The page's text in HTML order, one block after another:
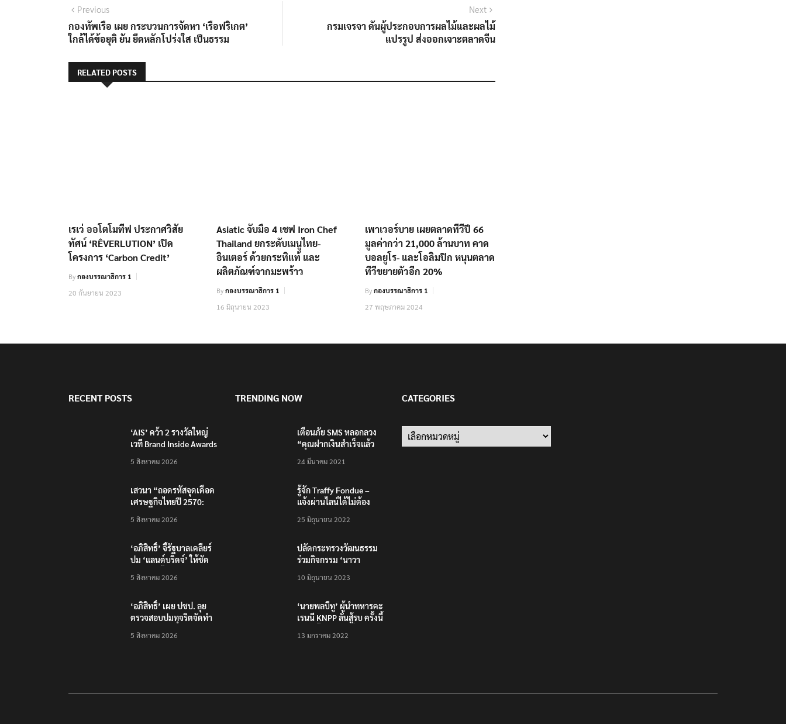
แนะแนว
เรื่อง
PreviousPrevious
post:
กองทัพเรือ เผย กระบวนการจัดหา ‘เรือฟริเกต’
ใกล้ได้ข้อยุติ ยัน ยึดหลักโปร่งใส เป็นธรรม
Next
post:
กรมเจรจา ดันผู้ประกอบการผลไม้และผลไม้
แปรรูป ส่งออกเจาะตลาดจีน
RELATED POSTS
เรเว่ ออโตโมทีฟ ประกาศวิสัย
ทัศน์ ‘RÊVERLUTION’ เปิด
โครงการ ‘Carbon Credit’
Byกองบรรณาธิการ 1
20 กันยายน 2023
Asiatic จับมือ 4 เชฟ Iron Chef
Thailand ยกระดับเมนูไทย-
อินเตอร์ ด้วยกระทิแท้ และ
ผลิตภัณฑ์จากมะพร้าว
Byกองบรรณาธิการ 1
16 มิถุนายน 2023
เพาเวอร์บาย เผยตลาดทีวีปี 66
มูลค่ากว่า 21,000 ล้านบาท คาด
บอลยูโร- และโอลิมปิก หนุนตลาด
ทีวีขยายตัวอีก 20%
Byกองบรรณาธิการ 1
27 พฤษภาคม 2024
RECENT POSTS
‘AIS’ คว้า 2 รางวัลใหญ่
เวที Brand Inside Awards
โครงสร้างพื้นฐานดิจิทัล
5 สิงหาคม 2026
เสวนา “ถอดรหัสจุดเดือด
เศรษฐกิจไทยปี 2570:
ธุรกิจไทยจะรับมือ
5 สิงหาคม 2026
‘อภิสิทธิ์’ จี้รัฐบาลเคลียร์
ปม ‘แลนด์บริดจ์’ ให้ชัด
5 สิงหาคม 2026
‘อภิสิทธิ์’ เผย ปชป. ลุย
ตรวจสอบปมทุจริตจัดทำ
สสว.
5 สิงหาคม 2026
TRENDING NOW
เตือนภัย SMS หลอกลวง
“คุณฝากเงินสำเร็จแล้ว
200,000 บาท”
24 มีนาคม 2021
รู้จัก Traffy Fondue –
แจ้งผ่านไลน์ได้ไม่ต้อง
ทั่วไทย ไม่ใช่แค่ในกรุง
25 มิถุนายน 2022
ปลัดกระทรวงวัฒนธรรม
ร่วมกิจกรรม ‘นาวา
ตักบาตรทางน้ำ
10 มิถุนายน 2023
‘นายพลบีทู’ ผู้นำทหารคะ
เรนนี KNPP ลั่นสู้รบ ครั้งนี้
ประชาชนต้องชนะ
13 มกราคม 2022
CATEGORIES
Categories